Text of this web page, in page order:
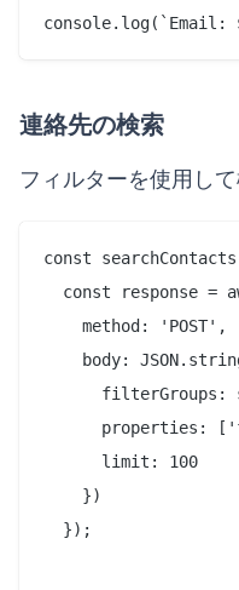
連絡先の検索
フィルターを使用して
const
const response =
    method: 'POST',
body:
filterGroups:
properties:
      limit: 100
    })
  });